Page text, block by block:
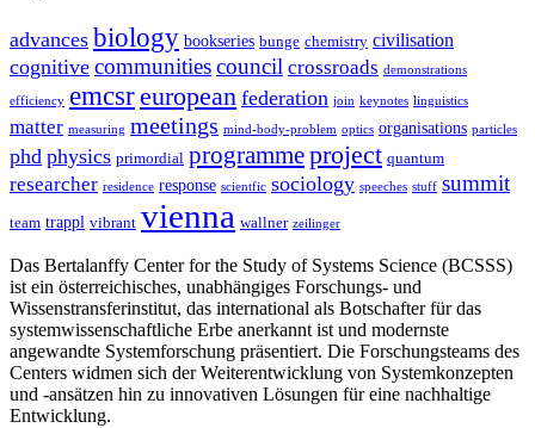
advances biology bookseries bunge chemistry civilisation
cognitive communitiescouncil crossroads demonstrations
efficiency emcsreuropean federation join keynotes linguistics
matter measuring meetings mind-body-problem optics organisations particles
phd physics primordial programmeproject quantum
researcher residence response scientfic sociology speeches stuff summit
team trappl vibrant vienna wallner zeilinger
Das Bertalanffy Center for the Study of Systems Science (BCSSS)
ist ein österreichisches, unabhängiges Forschungs- und
Wissenstransferinstitut, das international als Botschafter für das
systemwissenschaftliche Erbe anerkannt ist und modernste
angewandte Systemforschung präsentiert. Die Forschungsteams des
Centers widmen sich der Weiterentwicklung von Systemkonzepten
und -ansätzen hin zu innovativen Lösungen für eine nachhaltige
Entwicklung.